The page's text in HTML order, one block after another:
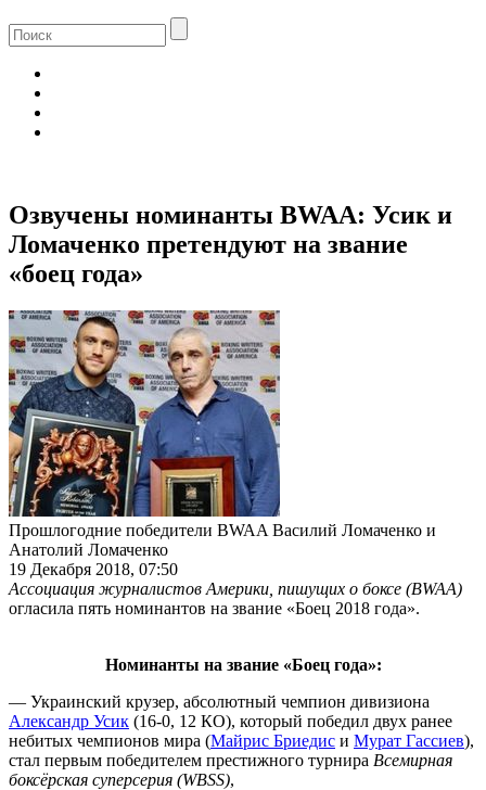
Озвучены номинанты BWAA: Усик и
Ломаченко претендуют на звание
«боец года»
Прошлогодние победители BWAA Василий Ломаченко и
Анатолий Ломаченко
19 Декабря 2018, 07:50
Ассоциация журналистов Америки, пишущих о боксе (BWAA)
огласила пять номинантов на звание «Боец 2018 года».
Номинанты на звание «Боец года»:
— Украинский крузер, абсолютный чемпион дивизиона
Александр Усик (16-0, 12 КО), который победил двух ранее
небитых чемпионов мира (Майрис Бриедис и Мурат Гассиев),
стал первым победителем престижного турнира Всемирная
боксёрская суперсерия (WBSS),